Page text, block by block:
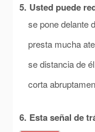
5. Usted puede
se pone delante
presta mucha
se distancia de
corta
6. Esta señal de